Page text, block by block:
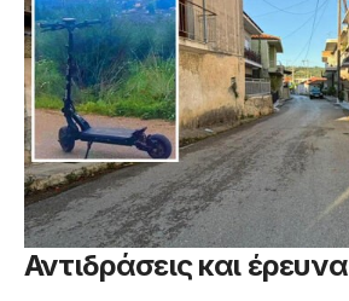
Αντιδράσεις και έρευνα